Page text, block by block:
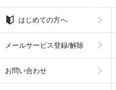
はじめての方へ
メールサービス登録/解除
お問い合わせ